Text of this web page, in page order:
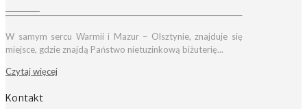
W samym sercu Warmii i Mazur – Olsztynie, znajduje się
miejsce, gdzie znajdą Państwo nietuzinkową biżuterię...
Czytaj więcej
Kontakt